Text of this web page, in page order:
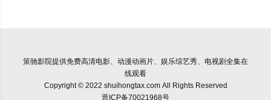
策驰影院提供免费高清电影、动漫动画片、娱乐综艺秀、电视剧全集在
线观看
Copyright © 2022 shuihongtax.com All Rights Reserved
晋ICP备70021968号